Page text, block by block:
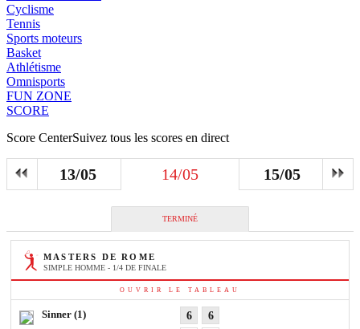
Cyclisme
Tennis
Sports moteurs
Basket
Athlétisme
Omnisports
FUN ZONE
SCORE
Score CenterSuivez tous les scores en direct
13/05 14/05 15/05
TERMINÉ
MASTERS DE ROME
SIMPLE HOMME - 1/4 DE FINALE
OUVRIR LE TABLEAU
Sinner (1)
6
6